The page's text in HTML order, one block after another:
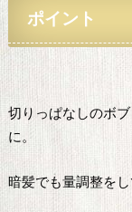
ポイント
切りっぱなしのボ
に。
暗髪でも量調整を